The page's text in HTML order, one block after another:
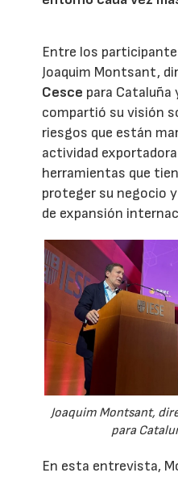
Entre los
Joaquim Montsant,
Cesce para Cataluña
compartió su visión
riesgos que están
actividad
herramientas que
proteger su negocio
de expansión
Joaquim Montsant,
para
En esta entrevista,